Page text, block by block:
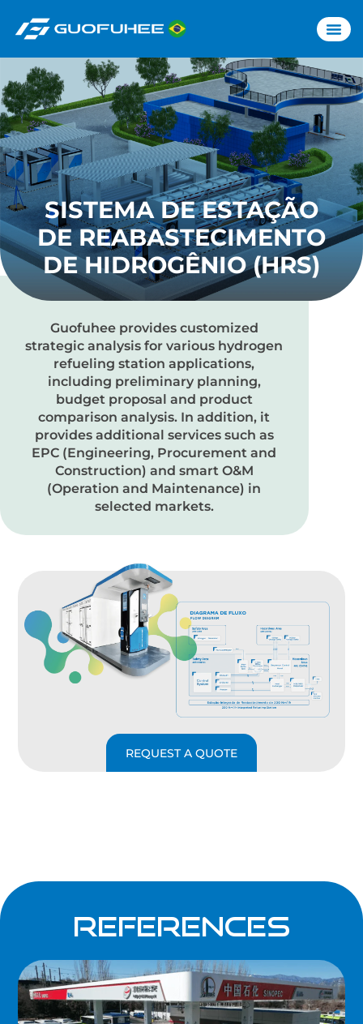
SISTEMA DE ESTAÇÃO
DE REABASTECIMENTO
DE HIDROGÊNIO (HRS)
Guofuhee provides customized
strategic analysis for various hydrogen
refueling station applications,
including preliminary planning,
budget proposal and product
comparison analysis. In addition, it
provides additional services such as
EPC (Engineering, Procurement and
Construction) and smart O&M
(Operation and Maintenance) in
selected markets.
REQUEST A QUOTE
references